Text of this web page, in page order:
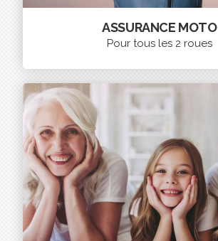
ASSURANCE MOTO
Pour tous les 2 roues